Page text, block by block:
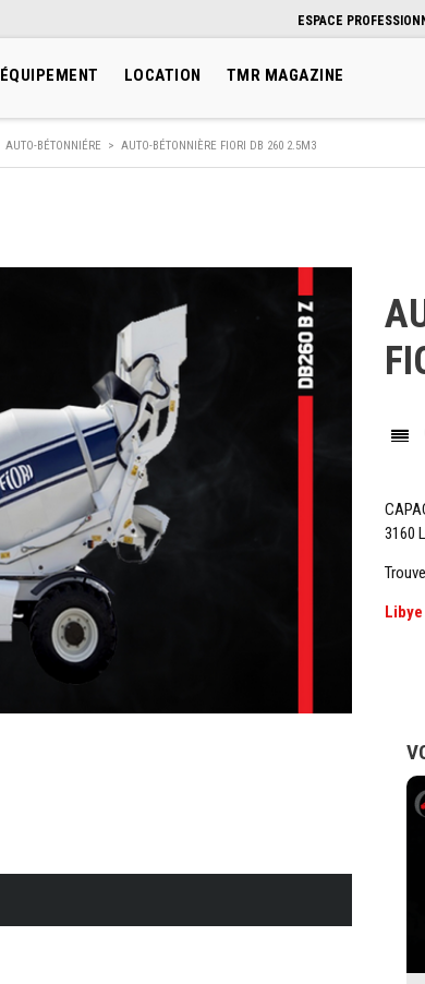
ESPACE
ÉQUIPEMENT LOCATION TMR MAGAZINE
AUTO-BÉTONNIÉRE > AUTO-BÉTONNIÈRE FIORI DB 260 2.5M3
3160 L
Libye